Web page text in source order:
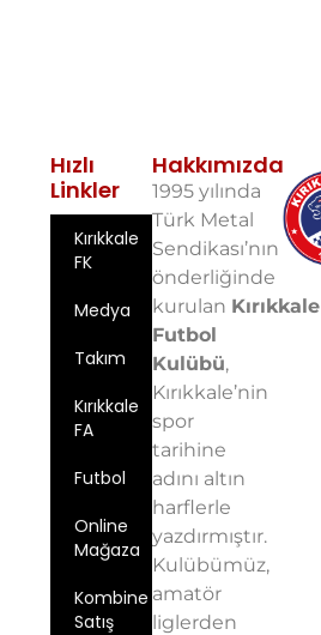
Hakkımızda
1995 yılında
Türk Metal
Sendikası’nın
önderliğinde
kurulan Kırıkkale
Futbol
Kulübü,
Kırıkkale’nin
spor
tarihine
adını altın
harflerle
yazdırmıştır.
Kulübümüz,
amatör
liglerden
Hızlı
Linkler
Kırıkkale
FK
Medya
Takım
Kırıkkale
FA
Futbol
Online
Mağaza
Kombine
Satış